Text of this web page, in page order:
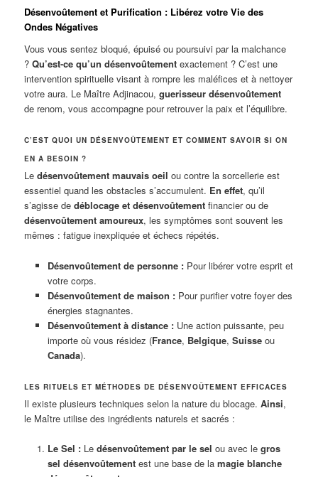
Désenvoûtement et Purification : Libérez votre Vie des
Ondes Négatives
Vous vous sentez bloqué, épuisé ou poursuivi par la malchance
?Qu’est-ce qu’un désenvoûtement exactement ? C’est une
intervention spirituelle visant à rompre les maléfices et à nettoyer
votre aura. Le Maître Adjinacou,guerisseur désenvoûtement
de renom, vous accompagne pour retrouver la paix et l’équilibre.
C’EST QUOI UN DÉSENVOÛTEMENT ET COMMENT SAVOIR SI ON
EN A BESOIN ?
Ledésenvoûtement mauvais oeil ou contre la sorcellerie est
essentiel quand les obstacles s’accumulent. En effet, qu’il
s’agisse dedéblocage et désenvoûtement financier ou de
désenvoûtement amoureux, les symptômes sont souvent les
mêmes : fatigue inexpliquée et échecs répétés.
Désenvoûtement de personne :Pour libérer votre esprit et
votre corps.
Désenvoûtement de maison :Pour purifier votre foyer des
énergies stagnantes.
Désenvoûtement à distance :Une action puissante, peu
importe où vous résidez (France, Belgique, Suisseou
Canada).
LES RITUELS ET MÉTHODES DE DÉSENVOÛTEMENT EFFICACES
Il existe plusieurs techniques selon la nature du blocage.Ainsi,
le Maître utilise des ingrédients naturels et sacrés :
Le Sel :Le désenvoûtement par le sel ou avec le gros
sel désenvoûtementest une base de la magie blanche